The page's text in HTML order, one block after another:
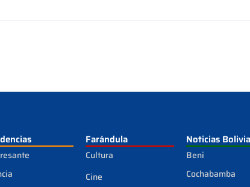
Farándula
Cultura
Cine
Noticias Bolivia
Beni
Cochabamba